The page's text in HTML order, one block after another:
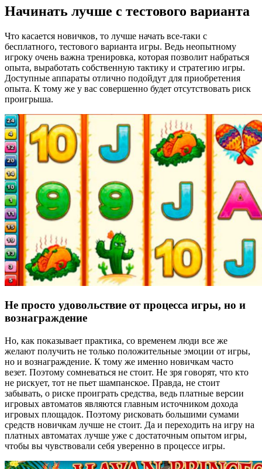
Начинать лучше с тестового варианта
Что касается новичков, то лучше начать все-таки с
бесплатного, тестового варианта игры. Ведь неопытному
игроку очень важна тренировка, которая позволит набраться
опыта, выработать собственную тактику и стратегию игры.
Доступные аппараты отлично подойдут для приобретения
опыта. К тому же у вас совершенно будет отсутствовать риск
проигрыша.
Не просто удовольствие от процесса игры, но и
вознаграждение
Но, как показывает практика, со временем люди все же
желают получить не только положительные эмоции от игры,
но и вознаграждение. К тому же именно новичкам часто
везет. Поэтому сомневаться не стоит. Не зря говорят, что кто
не рискует, тот не пьет шампанское. Правда, не стоит
забывать, о риске проиграть средства, ведь платные версии
игровых автоматов являются главным источником дохода
игровых площадок. Поэтому рисковать большими сумами
средств новичкам лучше не стоит. Да и переходить на игру на
платных автоматах лучше уже с достаточным опытом игры,
чтобы вы чувствовали себя уверенно в процессе игры.